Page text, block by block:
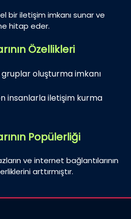
bir iletişim imkanı sunar ve
hitap eder.
Özellikleri
oluşturma imkanı
insanlarla iletişim kurma
Popülerliği
ve internet bağlantılarının
arttırmıştır.